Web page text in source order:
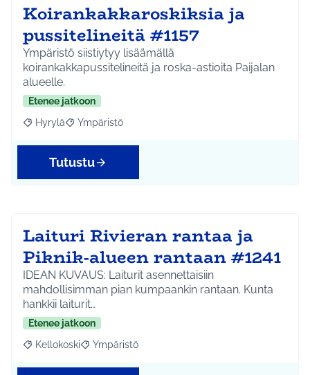
Koirankakkaroskiksia ja
pussitelineitä #1157
Ympäristö siistiytyy lisäämällä
koirankakkapussitelineitä ja roska-astioita Paijalan
alueelle.
Etenee jatkoon
Rajaa tulokset aihepiirin mukaan: Hyrylä
Hyrylä Rajaa tulokset teeman mukaan: Ympäristö
Ympäristö
Tutustu
Laituri Rivieran rantaa ja
Piknik-alueen rantaan #1241
IDEAN KUVAUS: Laiturit asennettaisiin
mahdollisimman pian kumpaankin rantaan. Kunta
hankkii laiturit…
Etenee jatkoon
Rajaa tulokset aihepiirin mukaan: Kellokoski
Kellokoski Rajaa tulokset teeman mukaan: Ympäristö
Ympäristö